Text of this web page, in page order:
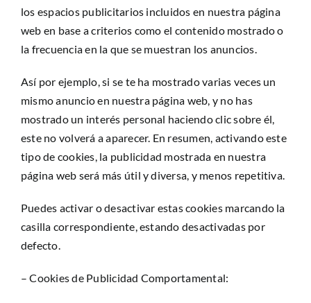
los espacios publicitarios incluidos en nuestra página
web en base a criterios como el contenido mostrado o
la frecuencia en la que se muestran los anuncios.
Así por ejemplo, si se te ha mostrado varias veces un
mismo anuncio en nuestra página web, y no has
mostrado un interés personal haciendo clic sobre él,
este no volverá a aparecer. En resumen, activando este
tipo de cookies, la publicidad mostrada en nuestra
página web será más útil y diversa, y menos repetitiva.
Puedes activar o desactivar estas cookies marcando la
casilla correspondiente, estando desactivadas por
defecto.
– Cookies de Publicidad Comportamental: